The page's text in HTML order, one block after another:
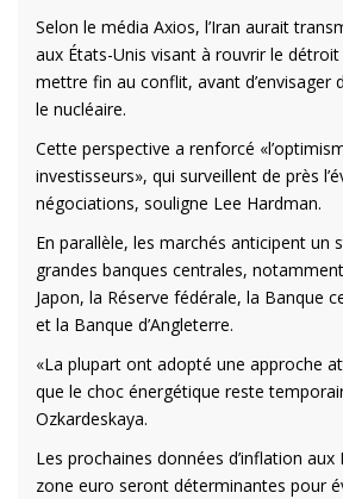
Selon le média Axios, l’Iran aurait
aux États-Unis visant à rouvrir le détroit
mettre fin au conflit, avant d’envisager
le nucléaire.
Cette perspective a renforcé
investisseurs», qui surveillent de près
négociations, souligne Lee Hardman.
En parallèle, les marchés anticipent un
grandes banques centrales,
Japon, la Réserve fédérale, la Banque
et la Banque d’Angleterre.
«La plupart ont adopté une approche
que le choc énergétique reste
Ozkardeskaya.
Les prochaines données d’inflation aux
zone euro seront déterminantes pour